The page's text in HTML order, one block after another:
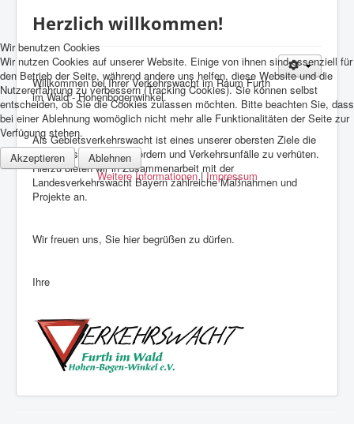
Herzlich willkommen!
Willkommen bei Ihrer Verkehrswacht im Raum Furth
im Wald - Hohenbogenwinkel.
Als Gebietsverkehrswacht ist eines unserer obersten Ziele die
Verkehrssicherheit zu fördern und Verkehrsunfälle zu verhüten.
Hierzu bieten wir in Zusammenarbeit mit der
Landesverkehrswacht Bayern zahlreiche Maßnahmen und
Projekte an.
Wir freuen uns, Sie hier begrüßen zu dürfen.
Ihre
Wir benutzen Cookies
Wir nutzen Cookies auf unserer Website. Einige von ihnen sind essenziell für
den Betrieb der Seite, während andere uns helfen, diese Website und die
Nutzererfahrung zu verbessern (Tracking Cookies). Sie können selbst
entscheiden, ob Sie die Cookies zulassen möchten. Bitte beachten Sie, dass
bei einer Ablehnung womöglich nicht mehr alle Funktionalitäten der Seite zur
Verfügung stehen.
Akzeptieren
Ablehnen
Weitere Informationen|Impressum